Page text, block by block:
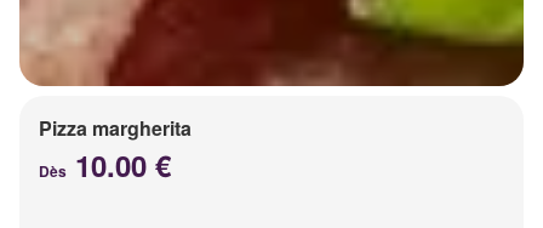
Pizza margherita
Dès 10.00 €